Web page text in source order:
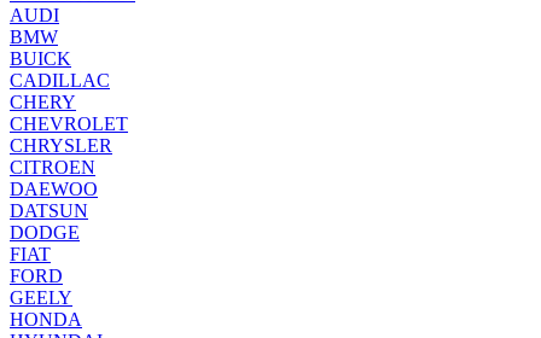
AUDI
BMW
BUICK
CADILLAC
CHERY
CHEVROLET
CHRYSLER
CITROEN
DAEWOO
DATSUN
DODGE
FIAT
FORD
GEELY
HONDA